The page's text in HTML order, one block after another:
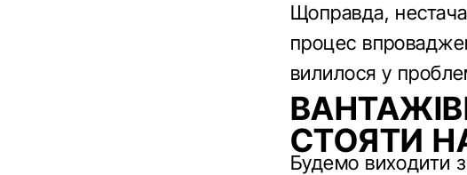
Щоправда, нестача
процес
вилилося у
СТОЯТИ
Будемо виходити